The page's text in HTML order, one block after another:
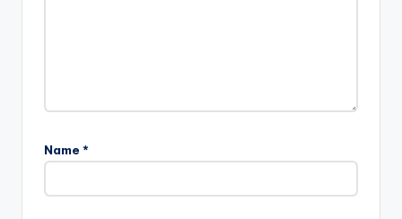
Name *